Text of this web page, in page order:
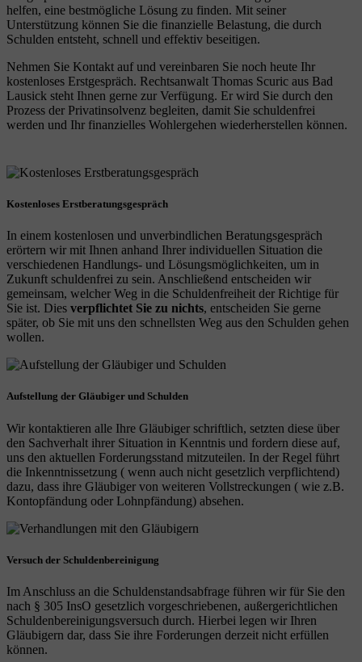
helfen, eine bestmögliche Lösung zu finden. Mit seiner
Unterstützung können Sie die finanzielle Belastung, die durch
Schulden entsteht, schnell und effektiv beseitigen.
Nehmen Sie Kontakt auf und vereinbaren Sie noch heute Ihr
kostenloses Erstgespräch. Rechtsanwalt Thomas Scuric aus Bad
Lausick steht Ihnen gerne zur Verfügung. Er wird Sie durch den
Prozess der Privatinsolvenz begleiten, damit Sie schuldenfrei
werden und Ihr finanzielles Wohlergehen wiederherstellen können.
Kostenloses Erstberatungsgespräch
In einem kostenlosen und unverbindlichen Beratungsgespräch
erörtern wir mit Ihnen anhand Ihrer individuellen Situation die
verschiedenen Handlungs- und Lösungsmöglichkeiten, um in
Zukunft schuldenfrei zu sein. Anschließend entscheiden wir
gemeinsam, welcher Weg in die Schuldenfreiheit der Richtige für
Sie ist. Dies verpflichtet Sie zu nichts, entscheiden Sie gerne
später, ob Sie mit uns den schnellsten Weg aus den Schulden gehen
wollen.
Aufstellung der Gläubiger und Schulden
Wir kontaktieren alle Ihre Gläubiger schriftlich, setzten diese über
den Sachverhalt ihrer Situation in Kenntnis und fordern diese auf,
uns den aktuellen Forderungsstand mitzuteilen. In der Regel führt
die Inkenntnissetzung ( wenn auch nicht gesetzlich verpflichtend)
dazu, dass ihre Gläubiger von weiteren Vollstreckungen ( wie z.B.
Kontopfändung oder Lohnpfändung) absehen.
Versuch der Schuldenbereinigung
Im Anschluss an die Schuldenstandsabfrage führen wir für Sie den
nach § 305 InsO gesetzlich vorgeschriebenen, außergerichtlichen
Schuldenbereinigungsversuch durch. Hierbei legen wir Ihren
Gläubigern dar, dass Sie ihre Forderungen derzeit nicht erfüllen
können.